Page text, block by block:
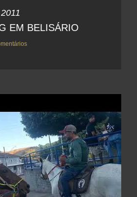
EM BELISÁRIO